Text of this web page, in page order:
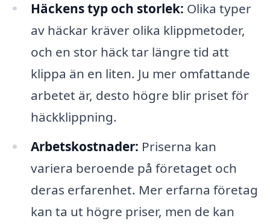
Häckens typ och storlek: Olika typer
av häckar kräver olika klippmetoder,
och en stor häck tar längre tid att
klippa än en liten. Ju mer omfattande
arbetet är, desto högre blir priset för
häckklippning.
Arbetskostnader: Priserna kan
variera beroende på företaget och
deras erfarenhet. Mer erfarna företag
kan ta ut högre priser, men de kan